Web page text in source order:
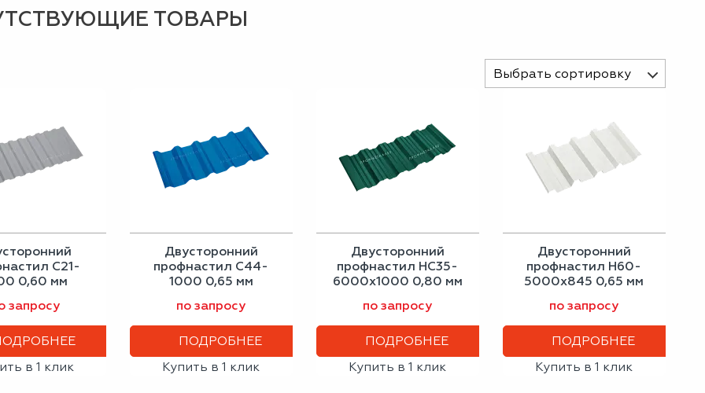
ТОВАРЫ
Выбрать сортировку
С21-
0,60 мм
запросу
в 1 клик
Двусторонний
профнастил С44-
1000 0,65 мм
по запросу
ПОДРОБНЕЕ
Купить в 1 клик
Двусторонний
профнастил НС35-
6000х1000 0,80 мм
по запросу
ПОДРОБНЕЕ
Купить в 1 клик
Двусторонний
профнастил Н60-
5000х845 0,65 мм
по запросу
ПОДРОБНЕЕ
Купить в 1 клик